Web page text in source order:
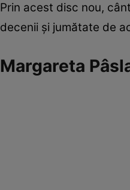
Prin acest disc nou,
decenii și jumătate de
Margareta